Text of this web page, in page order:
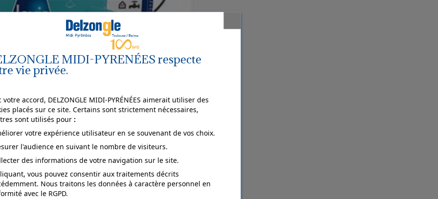
Agrandir
MIDI-PYRENÉES respecte
vie privée.
votre accord, DELZONGLE MIDI-PYRÉNÉES aimerait utiliser des
placés sur ce site. Certains sont strictement nécessaires,
sont utilisés pour :
votre expérience utilisateur en se souvenant de vos choix.
l'audience en suivant le nombre de visiteurs.
des informations de votre navigation sur le site.
vous pouvez consentir aux traitements décrits
Nous traitons les données à caractère personnel en
avec le RGPD.